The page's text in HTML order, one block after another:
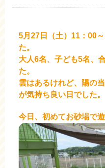
5月27日（土）11：00
た。
大人6名、子ども5名、
た。
雲はあるけれど、陽の
が気持ち良い日でした。
今日、初めてお砂場で